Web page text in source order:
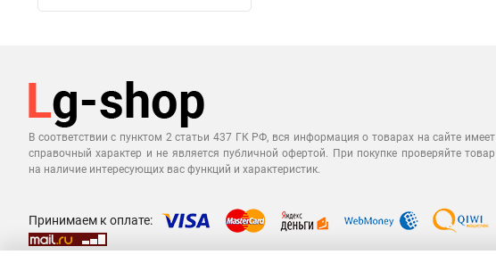
В соответствии с пунктом 2 статьи 437 ГК РФ, вся информация о товарах на сайте имеет
справочный характер и не является публичной офертой. При покупке проверяйте товар
на наличие интересующих вас функций и характеристик.
Принимаем к оплате: